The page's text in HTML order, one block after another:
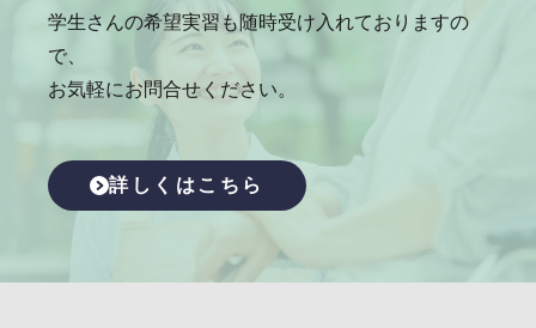
学生さんの希望実習も随時受け入れておりますの
で、
お気軽にお問合せください。
詳しくはこちら